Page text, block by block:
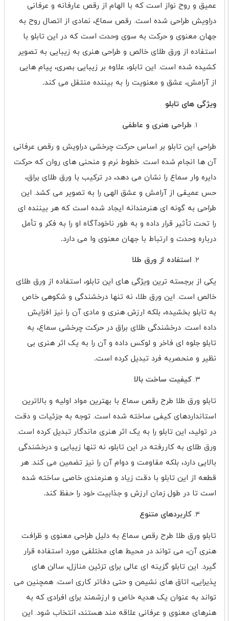
عمیق و روح نواز است که با الهام از رقص عارفانه و عرفانی
دراویش طراحی شده است. رقص سماع، نمادی از اتصال روح به
جهان معنوی و حرکت به سوی وحدت است که در این تابلو با
استفاده از ورق طلای خالص و طراحی هنری به زیبایی به تصویر
کشیده شده است. این تابلو، علاوه بر زیبایی بصری، پیام هایی
از آرامش، عشق و معنویت را به بیننده منتقل می کند.
ویژگی های تابلو
طراحی هنری و عاطفی
طراحی این تابلو بر اساس حرکت چرخشی دراویش و رقص عرفانی
آن ها انجام شده است. خطوط نرم و منحنی های روان که حرکت
دایره وار سماع را نشان می دهد، در ترکیب با ورق طلای براق،
حس عمیقی از آرامش و عشق الهی را به تصویر می کشد. این
طراحی به گونه ای هنرمندانه ایجاد شده است که هر بیننده ای
را تحت تأثیر قرار داده و به طور ناخودآگاه او را به فکر و تأمل
درباره وحدت و ارتباط با جهان معنوی وا می دارد.
استفاده از ورق طلا
یکی از برجسته ترین ویژگی های این تابلو، استفاده از ورق طلای
خالص است. این ورق طلا، نه تنها درخشندگی و شکوهی خاص
به تابلو بخشیده، بلکه ارزش هنری و مادی آن را نیز افزایش
داده است. درخشندگی طلای براق در حرکت چرخشی سماع، به
تابلو جلوه ای فاخر و لوکس داده و آن را به یک اثر هنری بی
نظیر و منحصربه فرد تبدیل کرده است.
کیفیت ساخت بالا
تابلو ورق طلا طرح رقص سماع با بهترین مواد اولیه و بالاترین
استانداردهای کیفی ساخته شده است. توجه به جزئیات و دقت
در تولید، این تابلو را به یک اثر هنری ماندگار تبدیل کرده است.
ورق طلای به کاررفته در این تابلو، نه تنها زیبایی و درخشندگی
بالایی دارد، بلکه مقاومت و دوام آن را نیز تضمین می کند. هر
قطعه از این تابلو با دقت زیاد و هنرمندی خاصی ساخته شده
است تا در طول زمان ارزش و جذابیت خود را حفظ کند.
کاربردهای متنوع
تابلو ورق طلا طرح رقص سماع به دلیل طراحی معنوی و ظرافت
هنری آن، می تواند در محیط های مختلفی مورد استفاده قرار
گیرد. این تابلو گزینه ای عالی برای تزئین منازل، سالن های
پذیرایی، اتاق های نشیمن و حتی دفاتر کاری است. همچنین می
تواند به عنوان یک هدیه خاص و ارزشمند برای افرادی که به
هنرهای معنوی و عرفانی علاقه مند هستند، انتخاب شود. این